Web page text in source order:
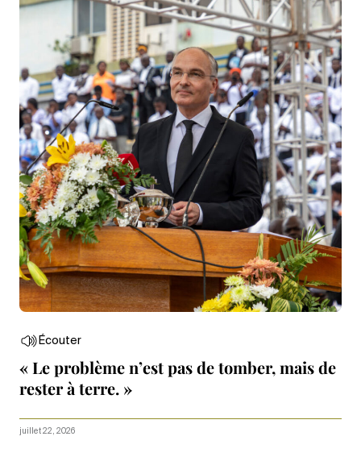
Écouter
« Le problème n’est pas de tomber, mais de
rester à terre. »
juillet 22, 2026